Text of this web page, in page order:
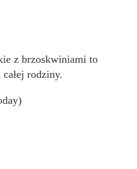
z brzoskwiniami to
rodziny.